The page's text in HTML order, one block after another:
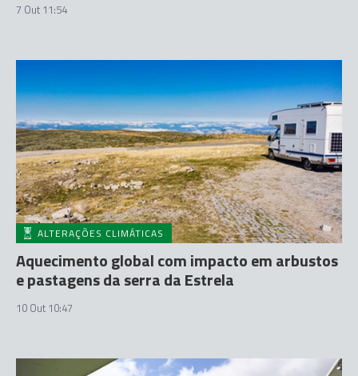
7 Out 11:54
ALTERAÇÕES CLIMÁTICAS
Aquecimento global com impacto em arbustos
e pastagens da serra da Estrela
10 Out 10:47